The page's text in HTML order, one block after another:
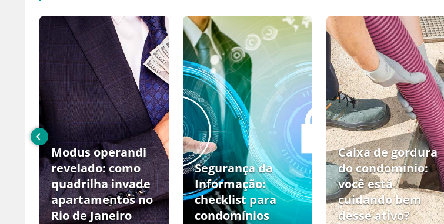
Modus operandi
revelado: como
quadrilha invade
apartamentos no
Rio de Janeiro
Segurança da
Informação:
checklist para
condomínios
Caixa de gordura
do condomínio:
você está
cuidando bem
desse ativo?
‹